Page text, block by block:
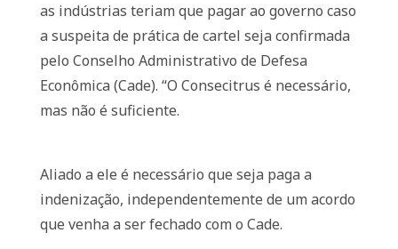
as indústrias teriam que pagar ao governo caso
a suspeita de prática de cartel seja confirmada
pelo Conselho Administrativo de Defesa
Econômica (Cade). “O Consecitrus é necessário,
mas não é suficiente.
Aliado a ele é necessário que seja paga a
indenização, independentemente de um acordo
que venha a ser fechado com o Cade.